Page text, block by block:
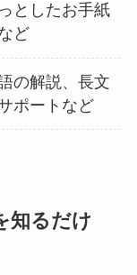
としたお手紙
ど
の解説、長文
ポートなど
知るだけ